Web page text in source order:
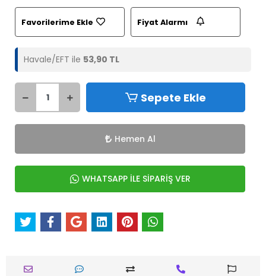
Favorilerime Ekle Fiyat Alarmı
Havale/EFT ile 53,90 TL
Sepete Ekle
Hemen Al
WHATSAPP İLE SİPARİŞ VER